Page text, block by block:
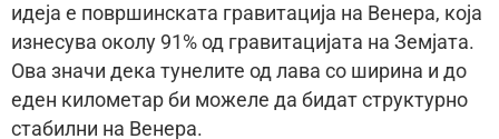
идеја е површинската гравитација на Венера, која
изнесува околу 91% од гравитацијата на Земјата.
Ова значи дека тунелите од лава со ширина и до
еден километар би можеле да бидат структурно
стабилни на Венера.